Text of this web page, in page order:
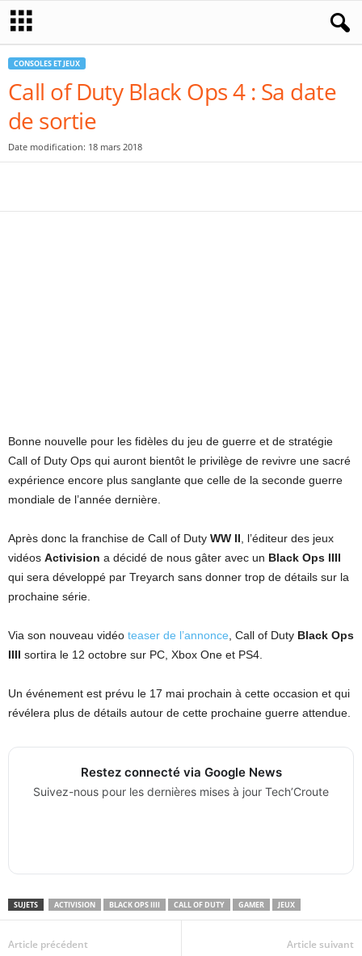
CONSOLES ET JEUX
Call of Duty Black Ops 4 : Sa date
de sortie
Date modification: 18 mars 2018
Bonne nouvelle pour les fidèles du jeu de guerre et de stratégie
Call of Duty Ops qui auront bientôt le privilège de revivre une sacré
expérience encore plus sanglante que celle de la seconde guerre
mondiale de l’année dernière.
Après donc la franchise de Call of Duty WW II , l’éditeur des jeux
vidéos Activision a décidé de nous gâter avec un Black Ops IIII
qui sera développé par Treyarch sans donner trop de détails sur la
prochaine série.
Via son nouveau vidéo teaser de l’annonce , Call of Duty Black Ops
IIII sortira le 12 octobre sur PC, Xbox One et PS4.
Un événement est prévu le 17 mai prochain à cette occasion et qui
révélera plus de détails autour de cette prochaine guerre attendue.
Restez connecté via Google News
Suivez-nous pour les dernières mises à jour Tech’Croute
SUJETS ACTIVISION BLACK OPS IIII CALL OF DUTY GAMER JEUX
Article précédent Article suivant